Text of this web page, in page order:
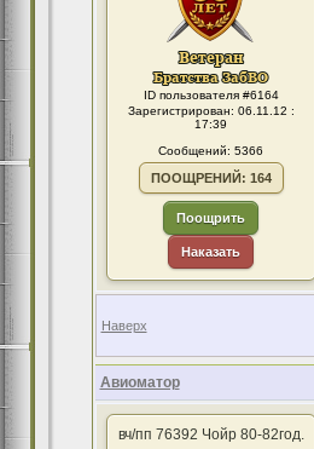
ID пользователя #6164
Зарегистрирован: 06.11.12 :
17:39
Сообщений: 5366
ПООЩРЕНИЙ: 164
Поощрить
Наказать
Наверх
Авиоматор
вч/пп 76392 Чойр 80-82год.